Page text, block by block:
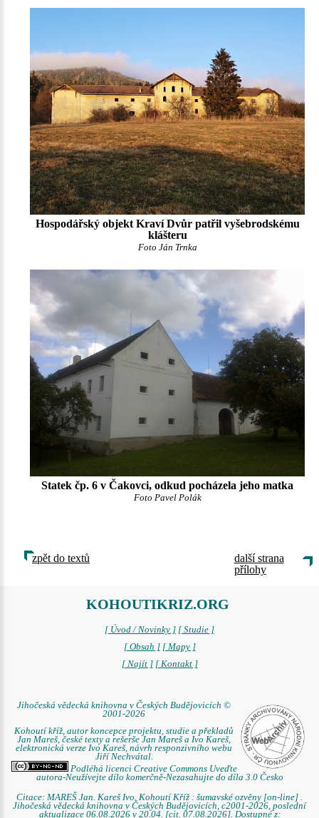
Hospodářský objekt Kraví Dvůr patřil vyšebrodskému
klášteru
Foto Ján Trnka
Statek čp. 6 v Čakovci, odkud pocházela jeho matka
Foto Pavel Polák
zpět do textů
další strana
přílohy
KOHOUTIKRIZ.ORG
[ Úvod / Novinky ] [ Studie ]
[ Obsah ] [ Mapy ]
[ Najít ] [ Kontakt ]
Jihočeská vědecká knihovna v Českých Budějovicích ©
2001-2026
Kohoutí kříž, autor koncepce projektu, studie a překladů
Jan Mareš, české texty a rešerše Jan Mareš a Ivo Kareš,
elektronická verze Ivo Kareš, návrh responzivního webu
Jiří Nechvátal.
Podléhá licenci Creative Commons Uveďte
autora-Neužívejte dílo komerčně-Nezasahujte do díla 3.0 Česko
Citace: MAREŠ Jan. Kareš Ivo. Kohoutí Kříž : šumavské ozvěny [on-line] .
Jihočeská vědecká knihovna v Českých Budějovicích, c2001-2026, poslední
aktualizace 06.08.2026 v 20.04. [cit. 07.08.2026]. Dostupné z: